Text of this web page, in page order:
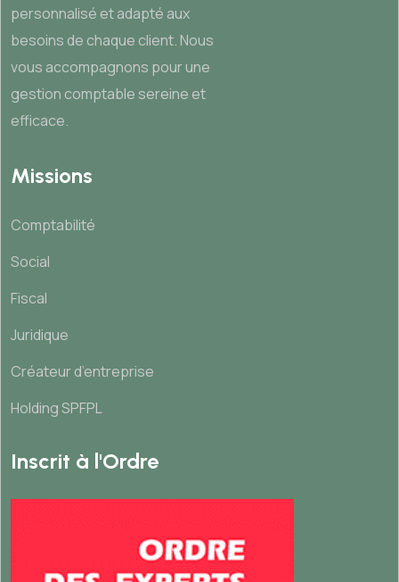
personnalisé et adapté aux
besoins de chaque client. Nous
vous accompagnons pour une
gestion comptable sereine et
efficace.
Missions
Comptabilité
Social
Fiscal
Juridique
Créateur d’entreprise
Holding SPFPL
Inscrit à l'Ordre